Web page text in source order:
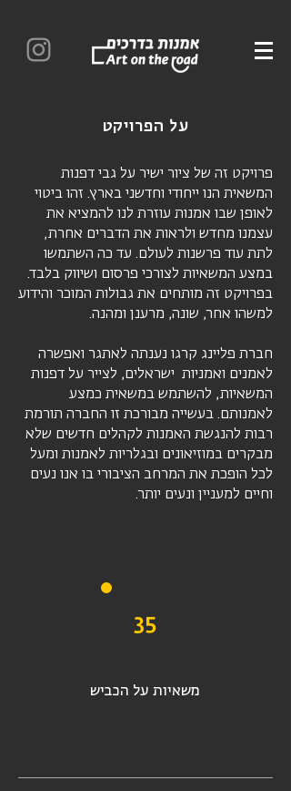
פרויקט זה של ציור ישיר על גבי דפנות
המשאית הנו ייחודי וחדשני בארץ. זהו ביטוי
לאופן שבו אמנות עוזרת לנו להמציא את
עצמנו מחדש ולראות את הדברים אחרת,
לתת עוד פרשנות לעולם. עד כה השתמשו
במצע המשאיות לצורכי פרסום ושיווק בלבד.
בפרויקט זה מותחים את גבולות המוכר והידוע
למשהו אחר, שונה, מרענן ומהנה.
חברת פליינג קרגו נענתה לאתגר ואפשרה
לאמנים ואמניות ישראלים, לצייר על דפנות
המשאיות, להשתמש במשאית כמצע
לאמנותם. בעשייה מבורכת זו החברה תורמת
רבות להנגשת האמנות לקהלים חדשים שלא
מבקרים במוזיאונים ובגלריות לאמנות ומעל
לכל הופכת את המרחב הציבורי בו אנו נעים
וחיים למעניין ונעים יותר.
על הפרויקט
35
משאיות על הכביש